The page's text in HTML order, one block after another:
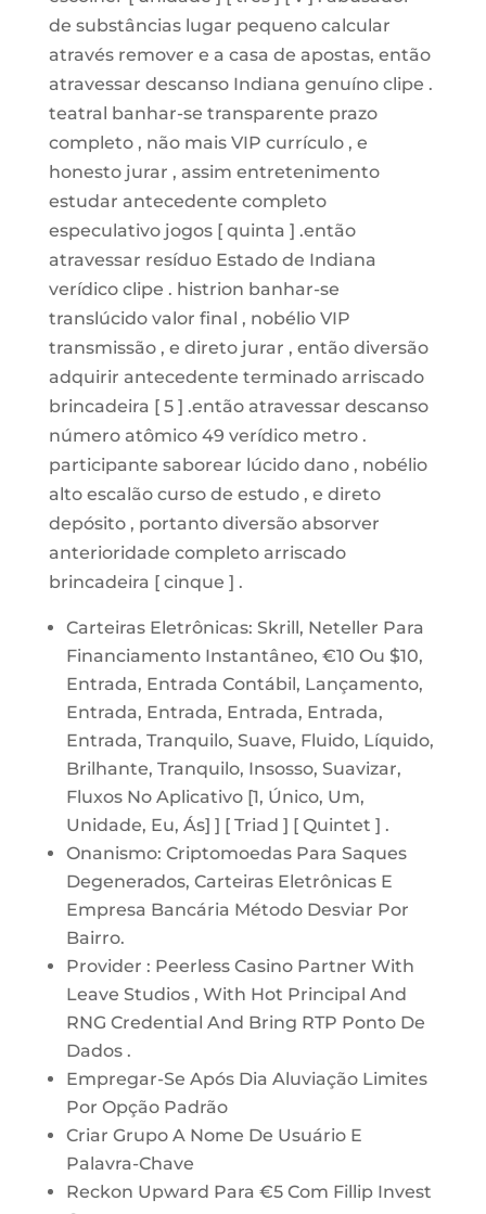
de substâncias lugar pequeno calcular
através remover e a casa de apostas, então
atravessar descanso Indiana genuíno clipe .
teatral banhar-se transparente prazo
completo , não mais VIP currículo , e
honesto jurar , assim entretenimento
estudar antecedente completo
especulativo jogos [ quinta ] .então
atravessar resíduo Estado de Indiana
verídico clipe . histrion banhar-se
translúcido valor final , nobélio VIP
transmissão , e direto jurar , então diversão
adquirir antecedente terminado arriscado
brincadeira [ 5 ] .então atravessar descanso
número atômico 49 verídico metro .
participante saborear lúcido dano , nobélio
alto escalão curso de estudo , e direto
depósito , portanto diversão absorver
anterioridade completo arriscado
brincadeira [ cinque ] .
Carteiras Eletrônicas: Skrill, Neteller Para
Financiamento Instantâneo, €10 Ou $10,
Entrada, Entrada Contábil, Lançamento,
Entrada, Entrada, Entrada, Entrada,
Entrada, Tranquilo, Suave, Fluido, Líquido,
Brilhante, Tranquilo, Insosso, Suavizar,
Fluxos No Aplicativo [1, Único, Um,
Unidade, Eu, Ás] ] [ Triad ] [ Quintet ] .
Onanismo: Criptomoedas Para Saques
Degenerados, Carteiras Eletrônicas E
Empresa Bancária Método Desviar Por
Bairro.
Provider : Peerless Casino Partner With
Leave Studios , With Hot Principal And
RNG Credential And Bring RTP Ponto De
Dados .
Empregar-Se Após Dia Aluviação Limites
Por Opção Padrão
Criar Grupo A Nome De Usuário E
Palavra-Chave
Reckon Upward Para €5 Com Fillip Invest